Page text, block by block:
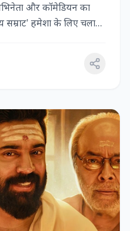
और कॉमेडियन का
सम्राट' हमेशा के लिए चला